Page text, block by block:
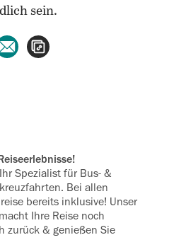
sein.
WhatsApp teilen
per E-Mail teilen
‍Spezialist für Bus- &
Bei allen
be‍reits inklusive! Unser
Ihre Reise noch
zurück & genießen Sie